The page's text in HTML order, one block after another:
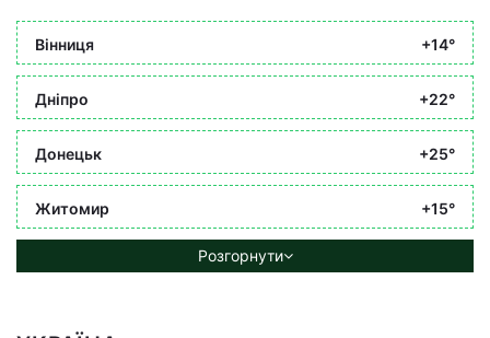
Вінниця +14°
Дніпро +22°
Донецьк +25°
Житомир +15°
Розгорнути